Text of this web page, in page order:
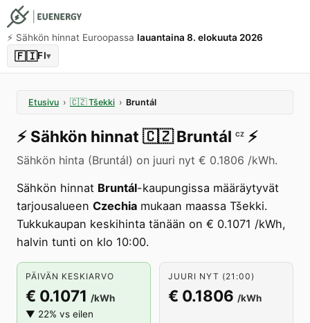
⚡️ Sähkön hinnat Euroopassa lauantaina 8. elokuuta 2026
🇫🇮FI▾
Etusivu › 🇨🇿 Tšekki › Bruntál
⚡️ Sähkön hinnat 🇨🇿 Bruntál CZ ⚡️
Sähkön hinta (Bruntál) on juuri nyt € 0.1806 /kWh.
Sähkön hinnat Bruntál-kaupungissa määräytyvät
tarjousalueen Czechia mukaan maassa Tšekki.
Tukkukaupan keskihinta tänään on € 0.1071 /kWh,
halvin tunti on klo 10:00.
PÄIVÄN KESKIARVO
€ 0.1071 /kWh
▼ 22% vs eilen
JUURI NYT (21:00)
€ 0.1806 /kWh